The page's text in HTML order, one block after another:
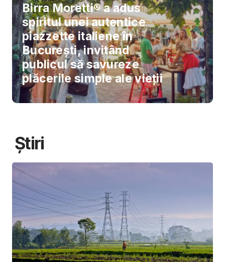
Birra Moretti® a adus
spiritul unei autentice
piazzette italiene în
București, invitând
publicul să savureze
plăcerile simple ale vieții
Știri